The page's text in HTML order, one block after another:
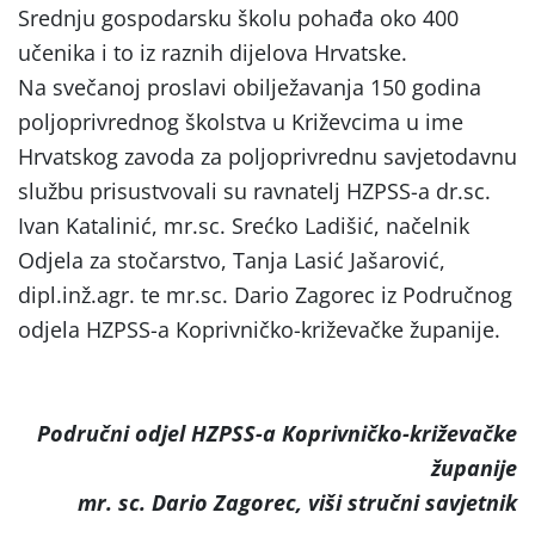
Srednju gospodarsku školu pohađa oko 400
učenika i to iz raznih dijelova Hrvatske.
Na svečanoj proslavi obilježavanja 150 godina
poljoprivrednog školstva u Križevcima u ime
Hrvatskog zavoda za poljoprivrednu savjetodavnu
službu prisustvovali su ravnatelj HZPSS-a dr.sc.
Ivan Katalinić, mr.sc. Srećko Ladišić, načelnik
Odjela za stočarstvo, Tanja Lasić Jašarović,
dipl.inž.agr. te mr.sc. Dario Zagorec iz Područnog
odjela HZPSS-a Koprivničko-križevačke županije.
Područni odjel HZPSS-a Koprivničko-križevačke
županije
mr. sc. Dario Zagorec, viši stručni savjetnik